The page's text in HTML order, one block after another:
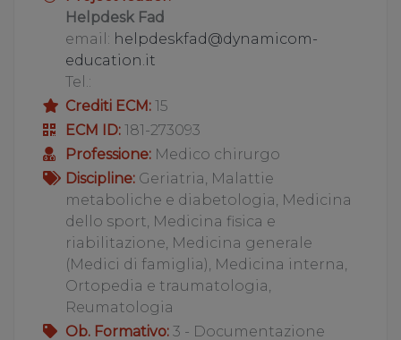
Helpdesk Fad
email: helpdeskfad@dynamicom-
education.it
Tel.:
Crediti ECM: 15
ECM ID: 181-273093
Professione: Medico chirurgo
Discipline: Geriatria, Malattie
metaboliche e diabetologia, Medicina
dello sport, Medicina fisica e
riabilitazione, Medicina generale
(Medici di famiglia), Medicina interna,
Ortopedia e traumatologia,
Reumatologia
Ob. Formativo: 3 - Documentazione